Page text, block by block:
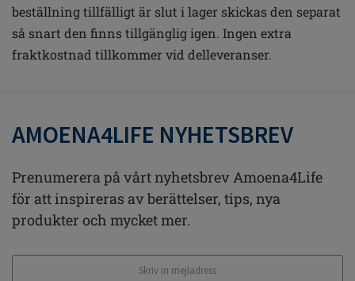
beställning tillfälligt är slut i lager skickas den separat
så snart den finns tillgänglig igen. Ingen extra
fraktkostnad tillkommer vid delleveranser.
AMOENA4LIFE NYHETSBREV
Prenumerera på vårt nyhetsbrev Amoena4Life
för att inspireras av berättelser, tips, nya
produkter och mycket mer.